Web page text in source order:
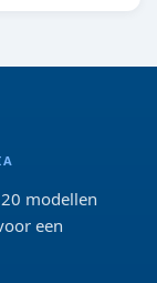
modellen
een